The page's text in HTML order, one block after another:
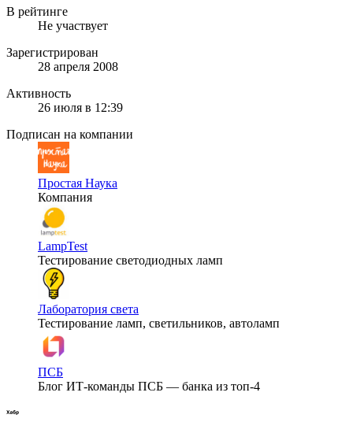
В рейтинге
Не участвует
Зарегистрирован
28 апреля 2008
Активность
26 июля в 12:39
Подписан на компании
Простая Наука
Компания
LampTest
Тестирование светодиодных ламп
Лаборатория света
Тестирование ламп, светильников, автоламп
ПСБ
Блог ИТ-команды ПСБ — банка из топ-4